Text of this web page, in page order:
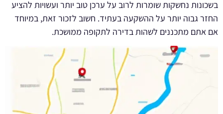
בשכונות נחשקות שומרות לרוב על ערכן טוב יותר ועשויות להציע
החזר גבוה יותר על ההשקעה בעתיד. חשוב לזכור זאת, במיוחד
אם אתם מתכננים לשהות בדירה לתקופה ממושכת.